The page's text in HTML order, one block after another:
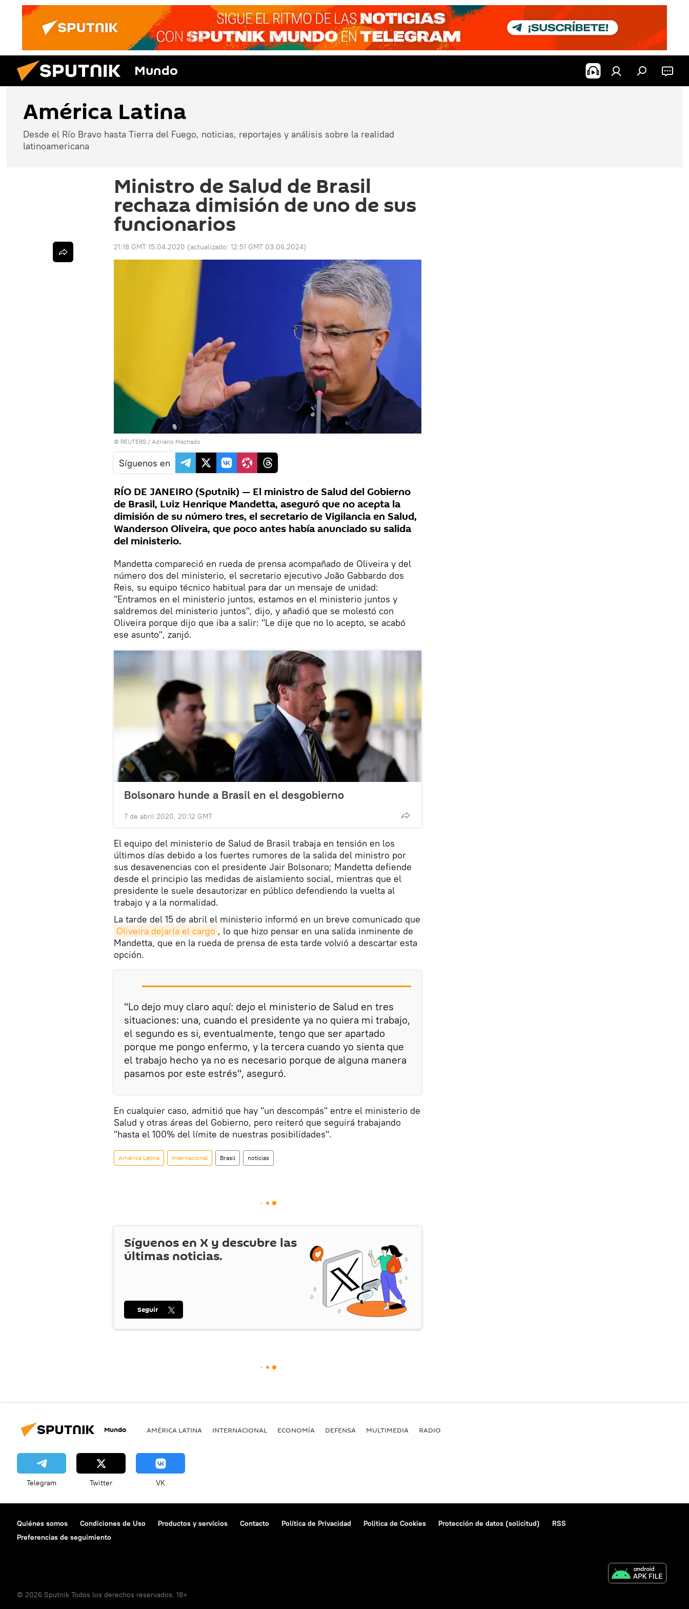
Mundo
América Latina
Desde el Río Bravo hasta Tierra del Fuego, noticias, reportajes y análisis sobre la realidad
latinoamericana
Ministro de Salud de Brasil
rechaza dimisión de uno de sus
funcionarios
21:18 GMT 15.04.2020 (actualizado: 12:51 GMT 03.06.2024)
© REUTERS / Adriano Machado
Síguenos en
RÍO DE JANEIRO (Sputnik) — El ministro de Salud del Gobierno
de Brasil, Luiz Henrique Mandetta, aseguró que no acepta la
dimisión de su número tres, el secretario de Vigilancia en Salud,
Wanderson Oliveira, que poco antes había anunciado su salida
del ministerio.
Mandetta compareció en rueda de prensa acompañado de Oliveira y del
número dos del ministerio, el secretario ejecutivo João Gabbardo dos
Reis, su equipo técnico habitual para dar un mensaje de unidad:
"Entramos en el ministerio juntos, estamos en el ministerio juntos y
saldremos del ministerio juntos", dijo, y añadió que se molestó con
Oliveira porque dijo que iba a salir: "Le dije que no lo acepto, se acabó
ese asunto", zanjó.
Bolsonaro hunde a Brasil en el desgobierno
7 de abril 2020, 20:12 GMT
El equipo del ministerio de Salud de Brasil trabaja en tensión en los
últimos días debido a los fuertes rumores de la salida del ministro por
sus desavenencias con el presidente Jair Bolsonaro; Mandetta defiende
desde el principio las medidas de aislamiento social, mientras que el
presidente le suele desautorizar en público defendiendo la vuelta al
trabajo y a la normalidad.
La tarde del 15 de abril el ministerio informó en un breve comunicado que
Oliveira dejaría el cargo , lo que hizo pensar en una salida inminente de
Mandetta, que en la rueda de prensa de esta tarde volvió a descartar esta
opción.
"Lo dejo muy claro aquí: dejo el ministerio de Salud en tres
situaciones: una, cuando el presidente ya no quiera mi trabajo,
el segundo es si, eventualmente, tengo que ser apartado
porque me pongo enfermo, y la tercera cuando yo sienta que
el trabajo hecho ya no es necesario porque de alguna manera
pasamos por este estrés", aseguró.
En cualquier caso, admitió que hay "un descompás" entre el ministerio de
Salud y otras áreas del Gobierno, pero reiteró que seguirá trabajando
"hasta el 100% del límite de nuestras posibilidades".
América Latina Internacional Brasil noticias
Síguenos en X y descubre las
últimas noticias.
Seguir
Mundo AMÉRICA LATINA INTERNACIONAL ECONOMÍA DEFENSA MULTIMEDIA RADIO
Telegram Twitter VK
Quiénes somos Condiciones de Uso Productos y servicios Contacto Política de Privacidad Politica de Cookies Protección de datos (solicitud)
RSS
Preferencias de seguimiento
© 2026 Sputnik Todos los derechos reservados. 18+